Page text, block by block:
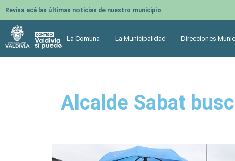
Revisa acá las últimas noticias de nuestro municipio
La Comuna La Municipalidad Direcciones
Alcalde Sabat